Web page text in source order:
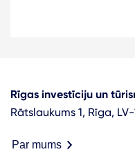
Rīgas investīciju un
Rātslaukums 1, Rīga,
Par mums